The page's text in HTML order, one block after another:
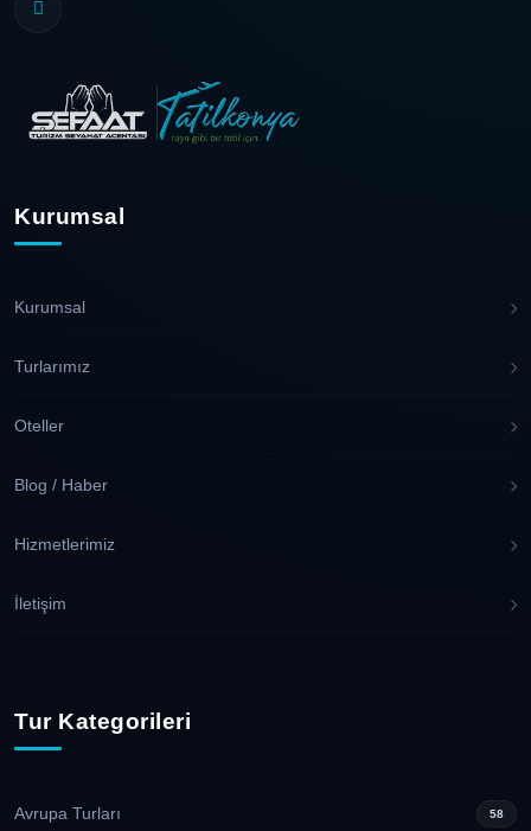
Kurumsal
Kurumsal
Turlarımız
Oteller
Blog / Haber
Hizmetlerimiz
İletişim
Tur Kategorileri
Avrupa Turları 58